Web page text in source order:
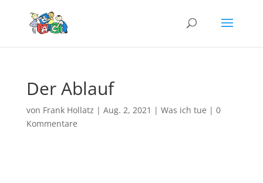
Der Ablauf
von Frank Hollatz | Aug. 2, 2021 | Was ich tue | 0
Kommentare